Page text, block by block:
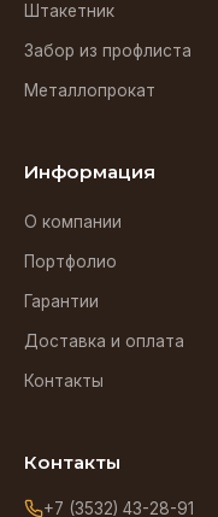
Штакетник
Забор из профлиста
Металлопрокат
Информация
О компании
Портфолио
Гарантии
Доставка и оплата
Контакты
Контакты
+7 (3532) 43-28-91